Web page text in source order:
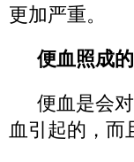
更加严重。
便血照成
便血是会
血引起的，而